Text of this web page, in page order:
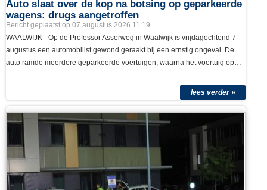
Auto slaat over de kop na botsing op geparkeerde
wagens: drugs aangetroffen
Bericht geplaatst op 07 augustus 2026 11:19
WAALWIJK - Op de Professor Asserweg in Waalwijk is vrijdagochtend 7
augustus een automobilist gewond geraakt bij een ernstig ongeval. De